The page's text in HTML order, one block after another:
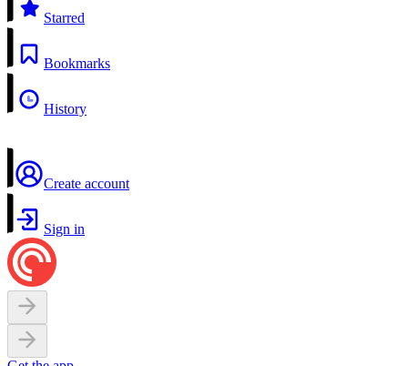
Starred
Bookmarks
History
Create account
Sign in